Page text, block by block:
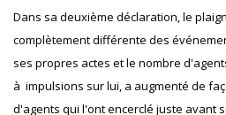
Dans sa deuxième déclaration, le
complètement différente des
ses propres actes et le nombre
à impulsions sur lui, a augmenté de
d'agents qui l'ont encerclé juste avant